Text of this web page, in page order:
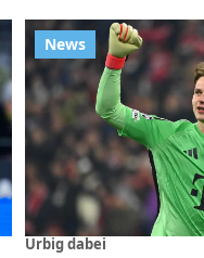
Urbig dabei